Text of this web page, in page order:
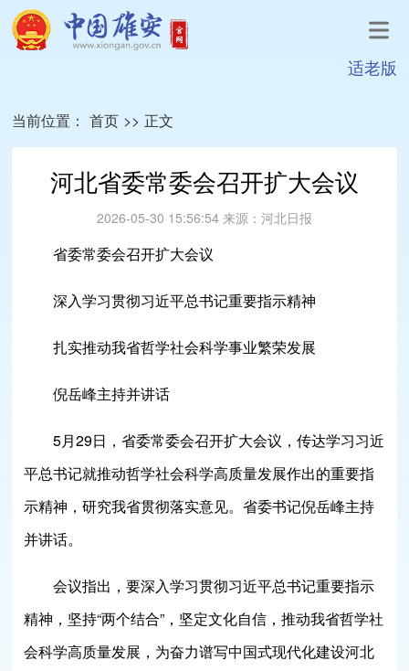
适老版
当前位置： 首页 >> 正文
河北省委常委会召开扩大会议
2026-05-30 15:56:54 来源： 河北日报
省委常委会召开扩大会议
深入学习贯彻习近平总书记重要指示精神
扎实推动我省哲学社会科学事业繁荣发展
倪岳峰主持并讲话
5月29日，省委常委会召开扩大会议，传达学习习近
平总书记就推动哲学社会科学高质量发展作出的重要指
示精神，研究我省贯彻落实意见。省委书记倪岳峰主持
并讲话。
会议指出，要深入学习贯彻习近平总书记重要指示
精神，坚持“两个结合”，坚定文化自信，推动我省哲学社
会科学高质量发展，为奋力谱写中国式现代化建设河北